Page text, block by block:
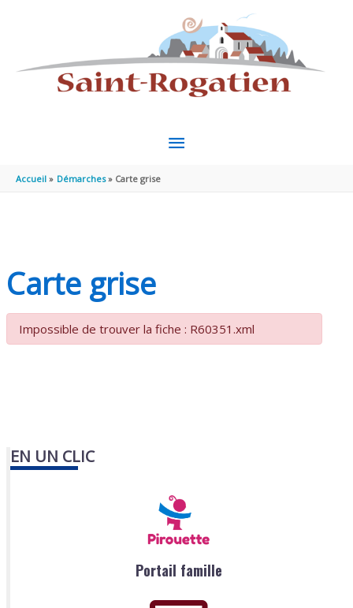
MENU
Accueil Démarches Carte grise
Carte grise
Impossible de trouver la fiche : R60351.xml
EN UN CLIC
Portail famille